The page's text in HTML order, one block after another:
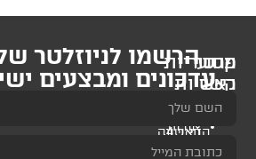
שלנו וקבלו
ומבצעים ישירות למייל